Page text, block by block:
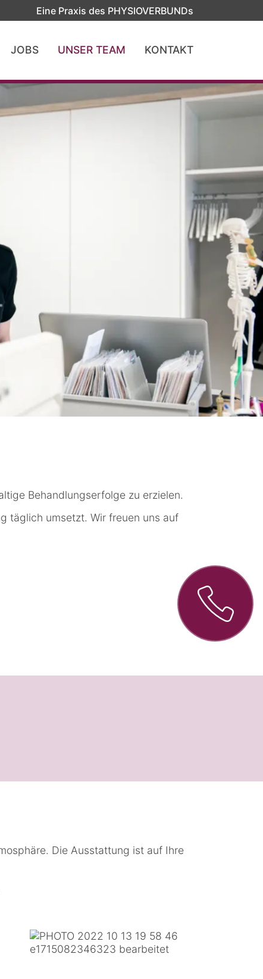
Eine Praxis des PHYSIOVERBUNDs
JOBS UNSER TEAM KONTAKT
Behandlungserfolge zu erzielen.
täglich umsetzt. Wir freuen uns auf
Die Ausstattung ist auf Ihre